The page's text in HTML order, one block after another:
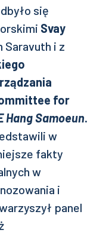
się
Svay
Saravuth i z
for
Hang Samoeun.
w
fakty
w
i
panel